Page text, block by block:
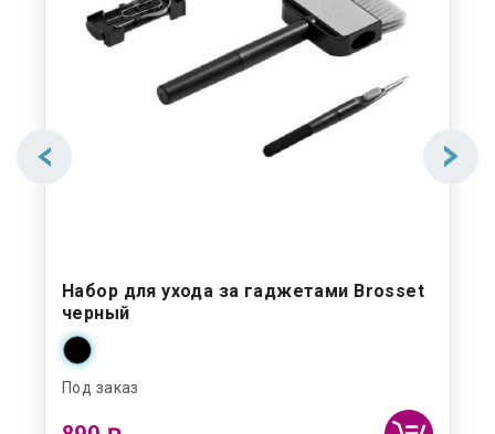
Набор для ухода за гаджетами Brosset
черный
Под заказ